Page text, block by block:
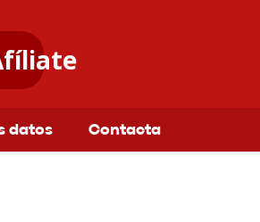
datos Contacta